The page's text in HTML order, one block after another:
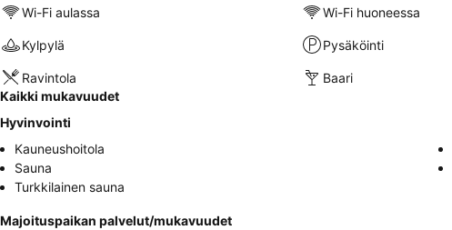
Wi-Fi aulassa Wi-Fi huoneessa
Kylpylä Pysäköinti
Ravintola Baari
Kaikki mukavuudet
Hyvinvointi
Kauneushoitola
Sauna
Turkkilainen sauna
Majoituspaikan palvelut/mukavuudet